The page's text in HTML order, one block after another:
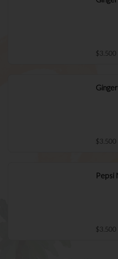
$3.500
$3.500
Pepsi
$3.500